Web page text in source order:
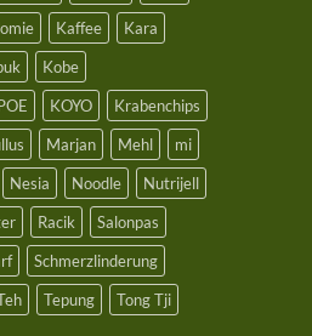
Kaffee
Kara
Kobe
KOYO
Krabenchips
Marjan Mehl
mi
Nesia Noodle
Nutrijell
Racik
Salonpas
Schmerzlinderung
Tepung Tong Tji